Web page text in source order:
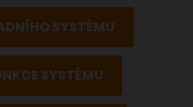
SYSTÉMU
SYSTÉMU